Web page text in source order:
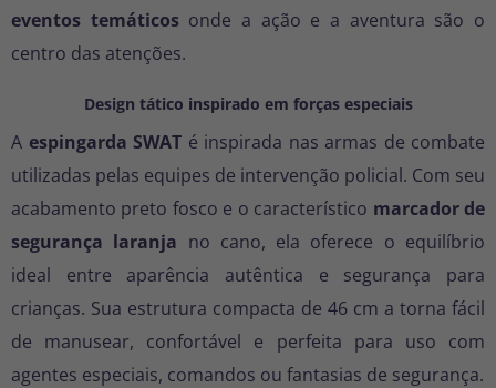
eventos temáticosonde a ação e a aventura são o
centro das atenções.
Design tático inspirado em forças especiais
A espingarda SWAT é inspirada nas armas de combate
utilizadas pelas equipes de intervenção policial. Com seu
acabamento preto fosco e o característico marcador de
segurança laranja no cano, ela oferece o equilíbrio
ideal entre aparência autêntica e segurança para
crianças. Sua estrutura compacta de 46 cm a torna fácil
de manusear, confortável e perfeita para uso com
agentes especiais, comandos ou fantasias de segurança.